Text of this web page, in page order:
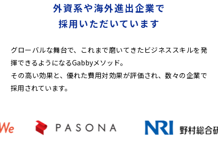
外資系や海外進出企業で
採用いただいています
グローバルな舞台で、これまで磨いてきたビジネススキルを発
揮できるようになるGabbyメソッド。
その高い効果と、優れた費用対効果が評価され、数々の企業で
採用されています。